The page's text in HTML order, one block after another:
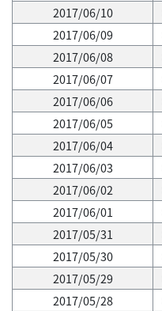
2017/06/10
2017/06/09
2017/06/08
2017/06/07
2017/06/06
2017/06/05
2017/06/04
2017/06/03
2017/06/02
2017/06/01
2017/05/31
2017/05/30
2017/05/29
2017/05/28